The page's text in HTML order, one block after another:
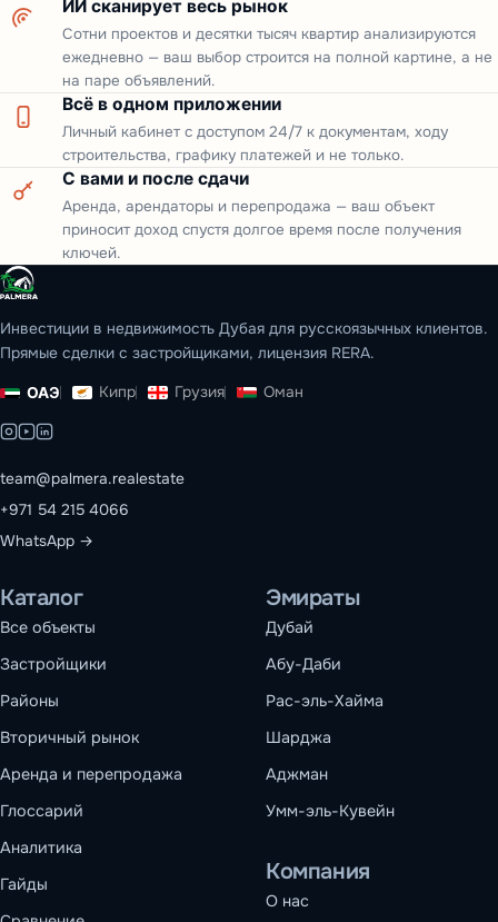
ИИ сканирует весь рынок
Сотни проектов и десятки тысяч квартир анализируются
ежедневно — ваш выбор строится на полной картине, а не
на паре объявлений.
Всё в одном приложении
Личный кабинет с доступом 24/7 к документам, ходу
строительства, графику платежей и не только.
С вами и после сдачи
Аренда, арендаторы и перепродажа — ваш объект
приносит доход спустя долгое время после получения
ключей.
Инвестиции в недвижимость Дубая для русскоязычных клиентов.
Прямые сделки с застройщиками, лицензия RERA.
ОАЭ Кипр Грузия Оман
team@palmera.realestate
+971 54 215 4066
WhatsApp →
Каталог
Все объекты
Застройщики
Районы
Вторичный рынок
Аренда и перепродажа
Глоссарий
Аналитика
Гайды
Эмираты
Дубай
Абу-Даби
Рас-эль-Хайма
Шарджа
Аджман
Умм-эль-Кувейн
Компания
О нас